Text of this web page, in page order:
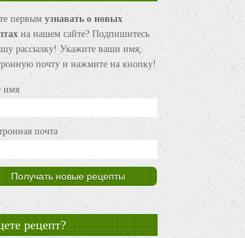
первым узнавать о новых
на нашем сайте? Подпишитесь
рассылку! Укажите ваши имя,
почту и нажмите на кнопку!
имя
почта
рецепт?